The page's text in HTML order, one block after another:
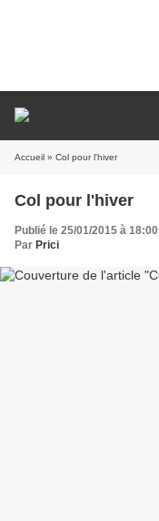
Accueil » Col pour l'hiver
Col pour l'hiver
Publié le 25/01/2015 à 18:00
Par Prici